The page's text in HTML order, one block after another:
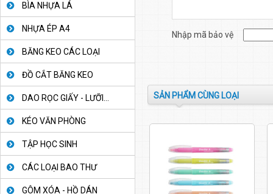
BÌA NHỰA LÁ
NHỰA ÉP A4
BĂNG KEO CÁC LOẠI
ĐỒ CẮT BĂNG KEO
DAO RỌC GIẤY - LƯỠI...
KÉO VĂN PHÒNG
TẬP HỌC SINH
CÁC LOẠI BAO THƯ
GÔM XÓA - HỒ DÁN
Nhập mã bảo vệ
SẢN PHẨM CÙNG LOẠI